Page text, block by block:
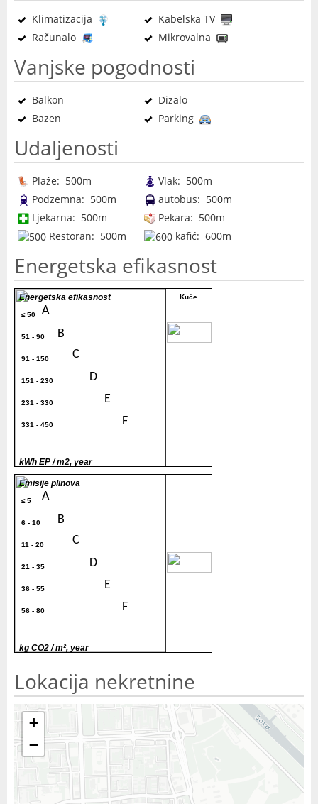
Klimatizacija
Kabelska TV
Računalo
Mikrovalna
Vanjske pogodnosti
Balkon
Dizalo
Bazen
Parking
Udaljenosti
Plaže: 500m
Vlak: 500m
Podzemna: 500m
autobus: 500m
Ljekarna: 500m
Pekara: 500m
Restoran: 500m
kafić: 600m
Energetska efikasnost
≤ 50 A
51 - 90 B
91 - 150 C
151 - 230 D
231 - 330 E
331 - 450 F
Energetska efikasnost
kWh EP / m2, year
Kuće
≤ 5 A
6 - 10 B
11 - 20 C
21 - 35 D
36 - 55 E
56 - 80 F
Emisije plinova
kg CO2 / m², year
Lokacija nekretnine
+
−